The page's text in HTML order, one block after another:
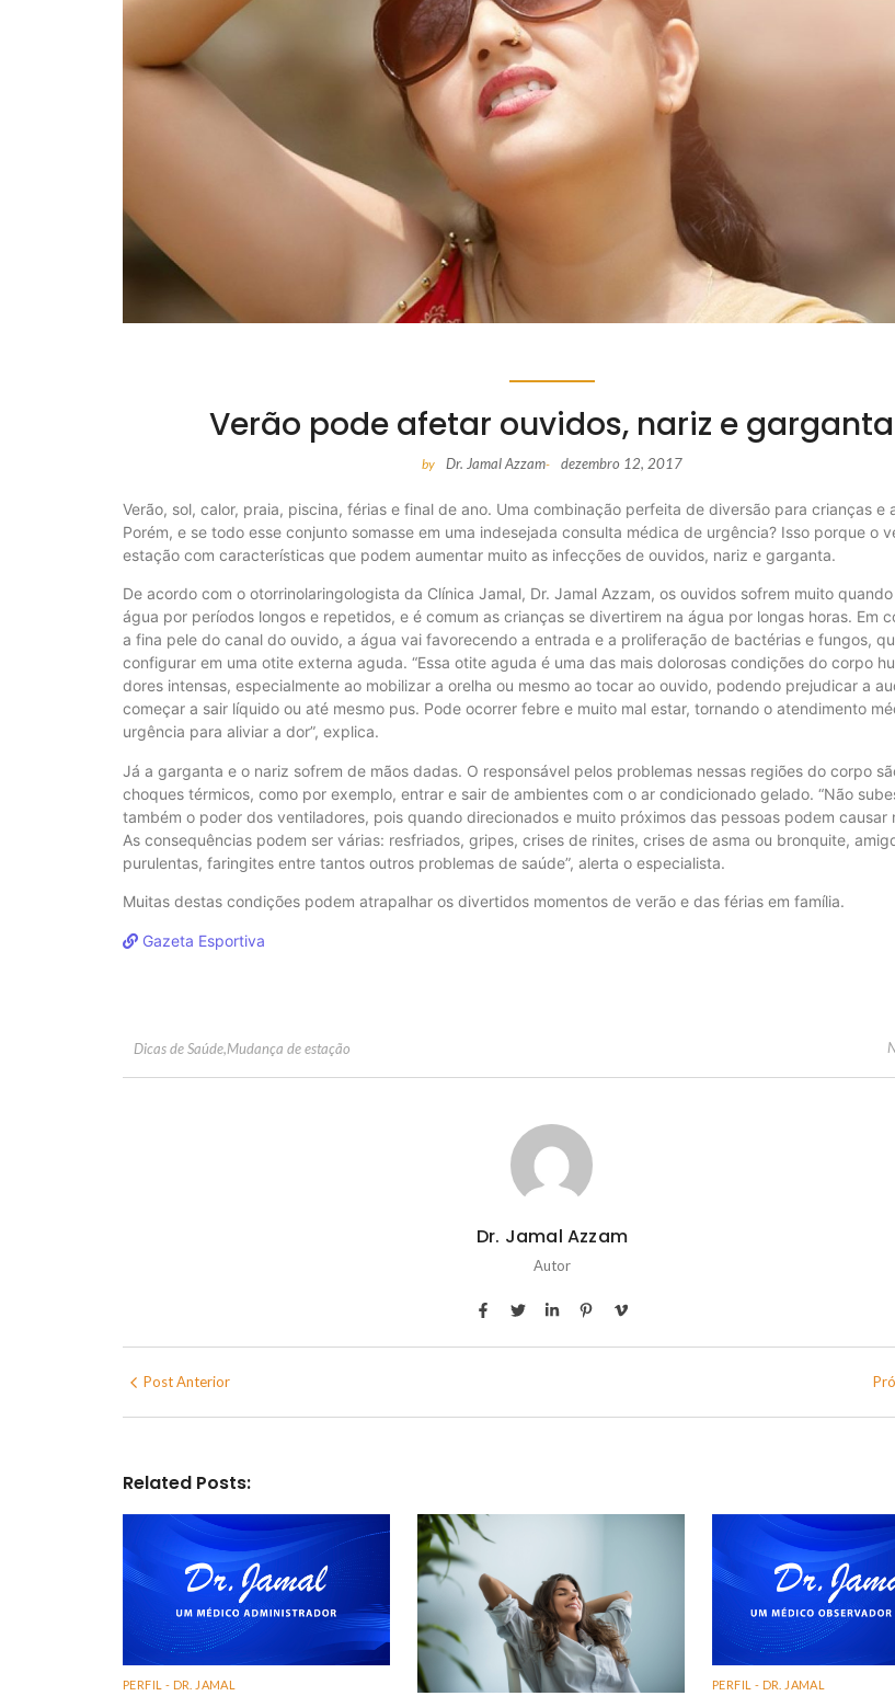
Verão pode afetar ouvidos, nariz e garganta
by Dr. Jamal Azzam- dezembro 12, 2017
Verão, sol, calor, praia, piscina, férias e final de ano. Uma combinação perfeita de diversão para crianças e
Porém, e se todo esse conjunto somasse em uma indesejada consulta médica de urgência? Isso porque o
estação com características que podem aumentar muito as infecções de ouvidos, nariz e garganta.
De acordo com o otorrinolaringologista da Clínica Jamal, Dr. Jamal Azzam, os ouvidos sofrem muito
água por períodos longos e repetidos, e é comum as crianças se divertirem na água por longas horas. Em
a fina pele do canal do ouvido, a água vai favorecendo a entrada e a proliferação de bactérias e fungos,
configurar em uma otite externa aguda. “Essa otite aguda é uma das mais dolorosas condições do corpo
dores intensas, especialmente ao mobilizar a orelha ou mesmo ao tocar ao ouvido, podendo prejudicar a
começar a sair líquido ou até mesmo pus. Pode ocorrer febre e muito mal estar, tornando o atendimento
urgência para aliviar a dor”, explica.
Já a garganta e o nariz sofrem de mãos dadas. O responsável pelos problemas nessas regiões do corpo
choques térmicos, como por exemplo, entrar e sair de ambientes com o ar condicionado gelado. “Não
também o poder dos ventiladores, pois quando direcionados e muito próximos das pessoas podem causar
As consequências podem ser várias: resfriados, gripes, crises de rinites, crises de asma ou bronquite,
purulentas, faringites entre tantos outros problemas de saúde”, alerta o especialista.
Muitas destas condições podem atrapalhar os divertidos momentos de verão e das férias em família.
Gazeta Esportiva
Dicas de Saúde,Mudança de estação
Dr. Jamal Azzam
Autor
Post Anterior
Related Posts:
PERFIL - DR. JAMAL PERFIL - DR. JAMAL